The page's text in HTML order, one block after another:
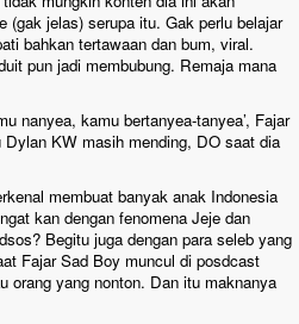
(gak jelas) serupa itu. Gak perlu belajar
bahkan tertawaan dan bum, viral.
pun jadi membubung. Remaja mana
nanyea, kamu bertanyea-tanyea’, Fajar
KW masih mending, DO saat dia
membuat banyak anak Indonesia
kan dengan fenomena Jeje dan
Begitu juga dengan para seleb yang
Fajar Sad Boy muncul di posdcast
orang yang nonton. Dan itu maknanya